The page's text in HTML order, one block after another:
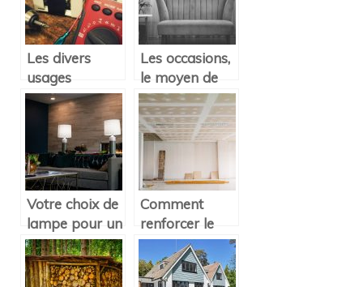
Les divers
usages
possibles d’un
multimètre
dans une
maison
Les occasions,
le moyen de
décorer à bon
prix
Votre choix de
lampe pour un
espace
lumineux
Comment
renforcer le
plafond d’une
maison?